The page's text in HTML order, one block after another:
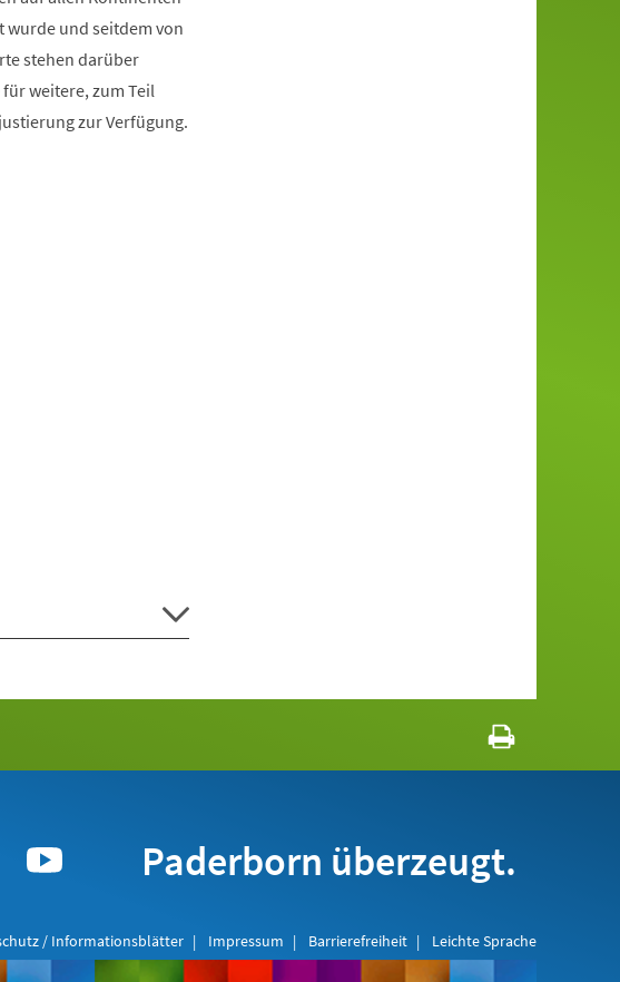
wurde und seitdem von
stehen darüber
weitere, zum Teil
zur Verfügung.
Paderborn überzeugt.
/ Informationsblätter Impressum Barrierefreiheit Leichte Sprache